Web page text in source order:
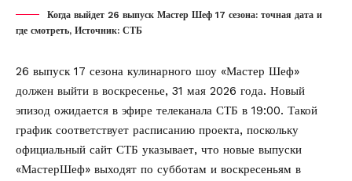
Когда выйдет 26 выпуск Мастер Шеф 17 сезона: точная дата и
где смотреть, Источник: СТБ
26 выпуск 17 сезона кулинарного шоу «Мастер Шеф»
должен выйти в воскресенье, 31 мая 2026 года. Новый
эпизод ожидается в эфире телеканала СТБ в 19:00. Такой
график соответствует расписанию проекта, поскольку
официальный сайт СТБ указывает, что новые выпуски
«МастерШеф» выходят по субботам и воскресеньям в